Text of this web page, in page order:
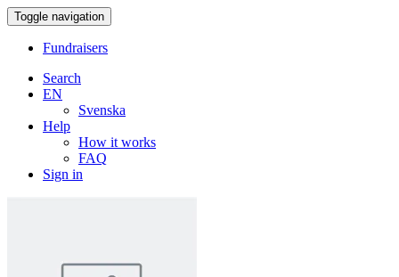
Toggle navigation
Fundraisers
Search
EN
Svenska
Help
How it works
FAQ
Sign in